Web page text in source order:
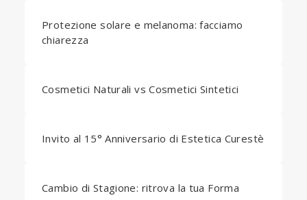
Protezione solare e melanoma: facciamo
chiarezza
Cosmetici Naturali vs Cosmetici Sintetici
Invito al 15° Anniversario di Estetica Curestè
Cambio di Stagione: ritrova la tua Forma